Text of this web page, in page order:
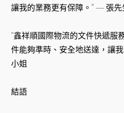
讓我的業務更有保障。” — 張先
“鑫祥順國際物流的文件快遞服
件能夠準時、安全地送達，讓
小姐
結語